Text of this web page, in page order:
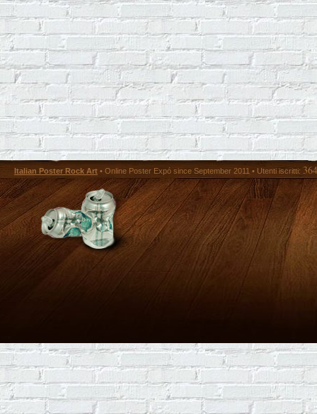
Italian Poster Rock Art • Online Poster Expó since September 2011 • Utenti iscritti: 364